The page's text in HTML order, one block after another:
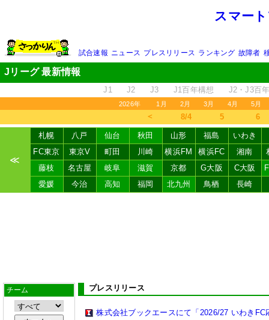
スマー
試合速報 ニュース プレスリリース ランキング 故障者
Jリーグ 最新情報
J1 J2 J3 J1百年構想 J2・J3百
2026年 1月 2月 3月 4月 5月
＜ 8/4 5 6
≪
札幌 八戸 仙台 秋田 山形 福島
いわき
FC東京
東京V 町田 川崎 横浜FM 横浜FC 湘南
藤枝
名古屋 岐阜 滋賀 京都 G大阪 C大阪
愛媛
今治 高知 福岡 北九州 鳥栖 長崎
チーム プレスリリース
株式会社ブックエースにて「2026/27 いわき